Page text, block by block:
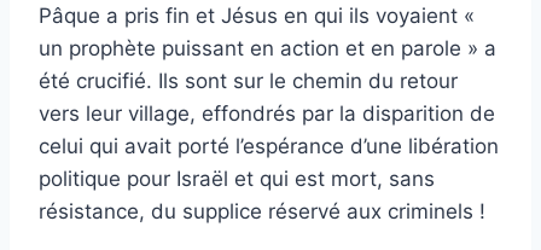
Pâque a pris fin et Jésus en qui ils voyaient «
un prophète puissant en action et en parole » a
été crucifié. Ils sont sur le chemin du retour
vers leur village, effondrés par la disparition de
celui qui avait porté l’espérance d’une libération
politique pour Israël et qui est mort, sans
résistance, du supplice réservé aux criminels !